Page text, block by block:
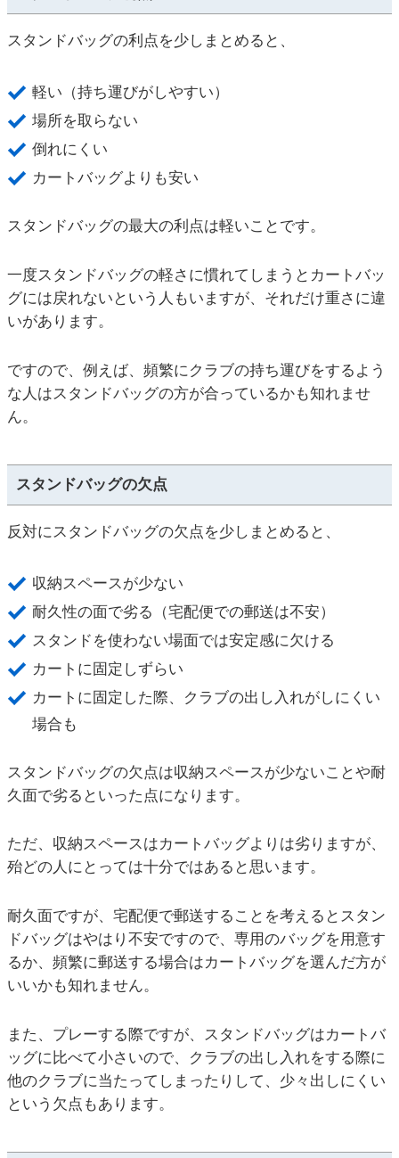
スタンドバッグの利点を少しまとめると、
軽い（持ち運びがしやすい）
場所を取らない
倒れにくい
カートバッグよりも安い
スタンドバッグの最大の利点は軽いことです。
一度スタンドバッグの軽さに慣れてしまうとカートバッ
グには戻れないという人もいますが、それだけ重さに違
いがあります。
ですので、例えば、頻繁にクラブの持ち運びをするよう
な人はスタンドバッグの方が合っているかも知れませ
ん。
スタンドバッグの欠点
反対にスタンドバッグの欠点を少しまとめると、
収納スペースが少ない
耐久性の面で劣る（宅配便での郵送は不安）
スタンドを使わない場面では安定感に欠ける
カートに固定しずらい
カートに固定した際、クラブの出し入れがしにくい
場合も
スタンドバッグの欠点は収納スペースが少ないことや耐
久面で劣るといった点になります。
ただ、収納スペースはカートバッグよりは劣りますが、
殆どの人にとっては十分ではあると思います。
耐久面ですが、宅配便で郵送することを考えるとスタン
ドバッグはやはり不安ですので、専用のバッグを用意す
るか、頻繁に郵送する場合はカートバッグを選んだ方が
いいかも知れません。
また、プレーする際ですが、スタンドバッグはカートバ
ッグに比べて小さいので、クラブの出し入れをする際に
他のクラブに当たってしまったりして、少々出しにくい
という欠点もあります。